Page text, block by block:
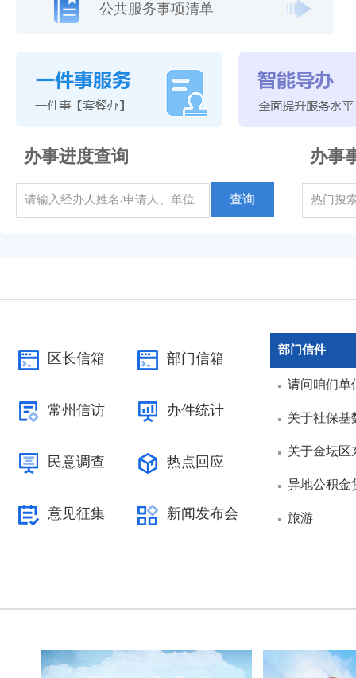
公共服务事项清单
办事进度查询
查询
办事
区长信箱 部门信箱
常州信访 办件统计
民意调查 热点回应
意见征集 新闻发布会
部门信件
请问咱们单
关于社保基
关于金坛区
异地公积金
旅游